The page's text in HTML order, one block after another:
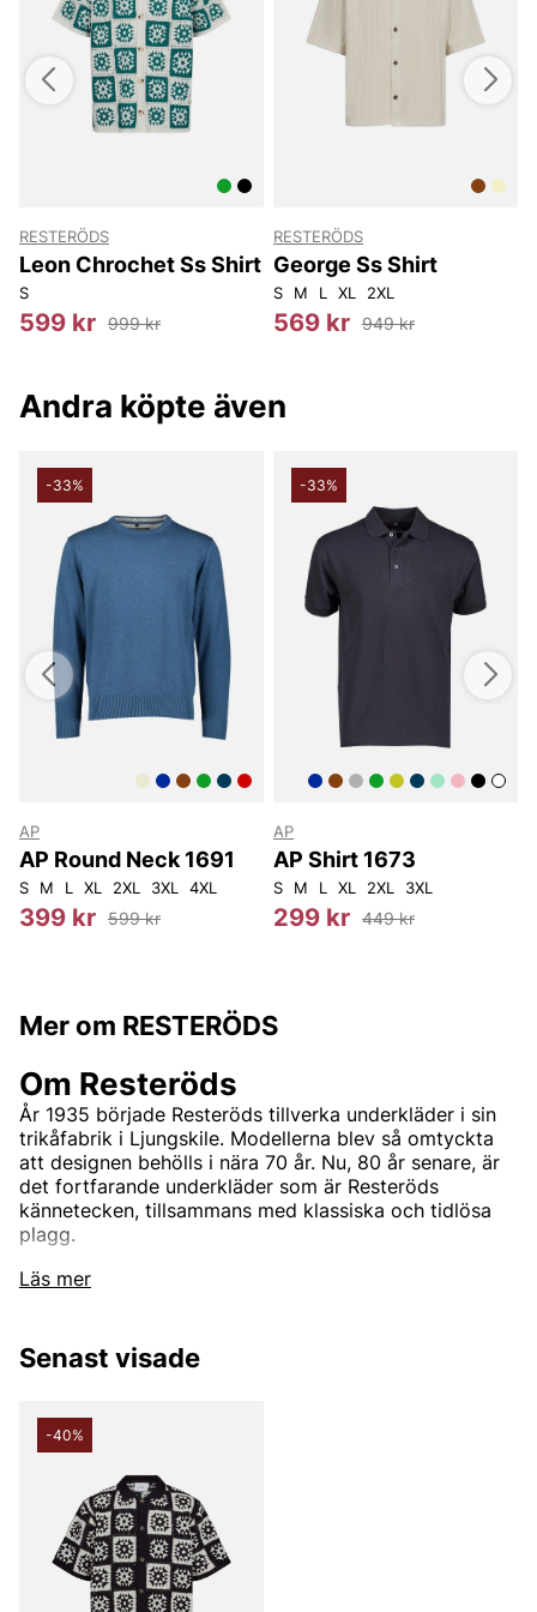
naturlig, ledig look som känns både moderiktig och praktisk.
Unik i sitt hantverk och enkel att matcha, är denna skjorta ett
bra val för dig som vill ha en mångsidig stilplagg i garderoben -
perfekt som vardagsplagg eller för helgens fritidsaktiviteter.
Välj Leon Chrochet Ss Shirt Skjorta från Resteröds för en
kombination av komfort, kvalitet och ett snyggt, tidlöst intryck.
Läs mer påwww.vfo.se
RESTERÖDS
Leon Chrochet Ss Shirt
S
599 kr 999 kr
RESTERÖDS
George Ss Shirt
S M L XL 2XL
569 kr 949 kr
Andra köpte även
-33%
AP
AP Round Neck 1691
S M L XL 2XL 3XL 4XL
399 kr 599 kr
-33%
AP
AP Shirt 1673
S M L XL 2XL 3XL
299 kr 449 kr
Mer om RESTERÖDS
Läs mer
Om Resteröds
År 1935 började Resteröds tillverka underkläder i sin
trikåfabrik i Ljungskile. Modellerna blev så omtyckta
att designen behölls i nära 70 år. Nu, 80 år senare, är
det fortfarande underkläder som är Resteröds
kännetecken, tillsammans med klassiska och tidlösa
plagg.
kläder
Vingåkers Factory Outlet, där vi erbjuder ett brett
utbud av klassiska, funktionella och hållbara kläder.
Resteröds är känt för sin enkla och stilrena design,
som passar perfekt för vardagsbruk och för att skapa
en tidlös garderob. Med fokus på kvalitet och
hållbarhet får du plagg som inte bara ser bra ut, utan
också håller länge.
Hos oss hittar du Resteröds underkläder, t-shirts,
Senast visade
-40%